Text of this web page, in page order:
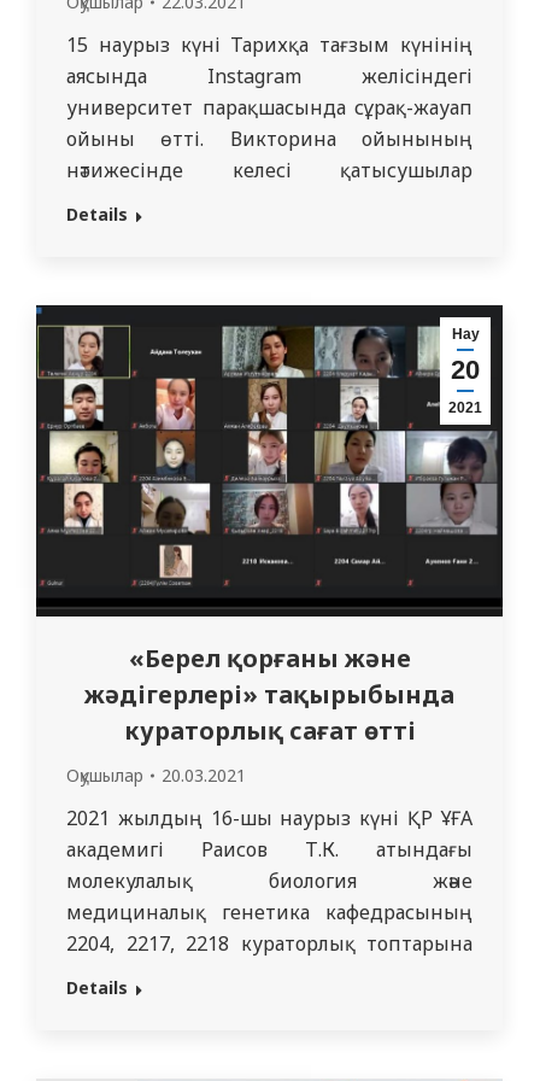
15 наурыз күні Тарихқа тағзым күнінің
аясында Instagram желісіндегі
университет парақшасында сұрақ-жауап
ойыны өтті. Викторина ойынының
нәтижесінде келесі қатысушылар
жеңімпаз атанды: 1-орын – Мамышева
responsiveness=”browser_width_based”
pwb_column_min_width=”” pwb_columns=””
gap_between_posts=”5px”
loading_effect=”fade_in”
image_sizing=”proportional”
resized_image_dimensions=”1×1″
image_border_radius=”0px”
image_decoration=”none”
shadow_h_length=”0px”
shadow_blur_radius=”12px”
shadow_spread=”3px”
shadow_color=”rgba(0,0,0,0.25)”
image_scale_animation_on_hover=”disabled”
custom_rollover_bg_color=”rgba(0,0,0,0.5)”…
Details
Нау
20
2021
«Берел қорғаны және
жәдігерлері» тақырыбында
кураторлық сағат өтті
Оқушылар 20.03.2021
2021 жылдың 16-шы наурыз күні ҚР ҰҒА
академигі Раисов Т.К. атындағы
молекулалық биология және
медициналық генетика кафедрасының
2204, 2217, 2218 кураторлық топтарына
«Рухани Жаңғыру» бағдарламасы
Details